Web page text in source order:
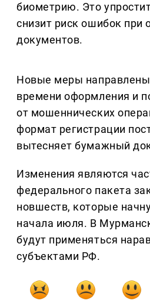
биометрию. Это
снизит риск ошибок при
документов.
Новые меры
времени оформления и
от мошеннических
формат регистрации
вытесняет бумажный
Изменения являются
федерального пакета
новшеств, которые
начала июля. В
будут применяться
субъектами РФ.